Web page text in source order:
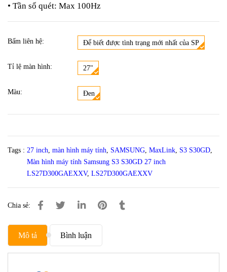
• Tần số quét: Max 100Hz
Bấm liên hệ: Để biết được tình trạng mới nhất của SP
Tỉ lệ màn hình: 27"
Màu: Đen
Tags : 27 inch màn hình máy tính SAMSUNG MaxLink S3 S30GD
Màn hình máy tính Samsung S3 S30GD 27 inch
LS27D300GAEXXV, LS27D300GAEXXV
Chia sẻ:
Mô tả Bình luận